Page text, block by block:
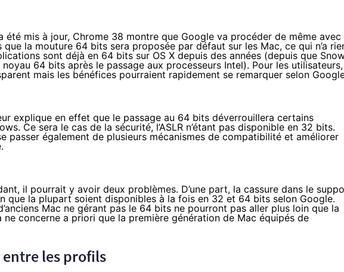
été mis à jour, Chrome 38 montre que Google va procéder de même avec
la mouture 64 bits sera proposée par défaut sur les Mac, ce qui n’a
sont déjà en 64 bits sur OS X depuis des années (depuis que
64 bits après le passage aux processeurs Intel). Pour les
mais les bénéfices pourraient rapidement se remarquer selon
explique en effet que le passage au 64 bits déverrouillera certains
Ce sera le cas de la sécurité, l’ASLR n’étant pas disponible en 32 bits.
passer également de plusieurs mécanismes de compatibilité et améliorer
il pourrait y avoir deux problèmes. D’une part, la cassure dans le
que la plupart soient disponibles à la fois en 32 et 64 bits selon Google.
Mac ne gérant pas le 64 bits ne pourront pas aller plus loin que la
ne concerne a priori que la première génération de Mac équipés de
entre les profils